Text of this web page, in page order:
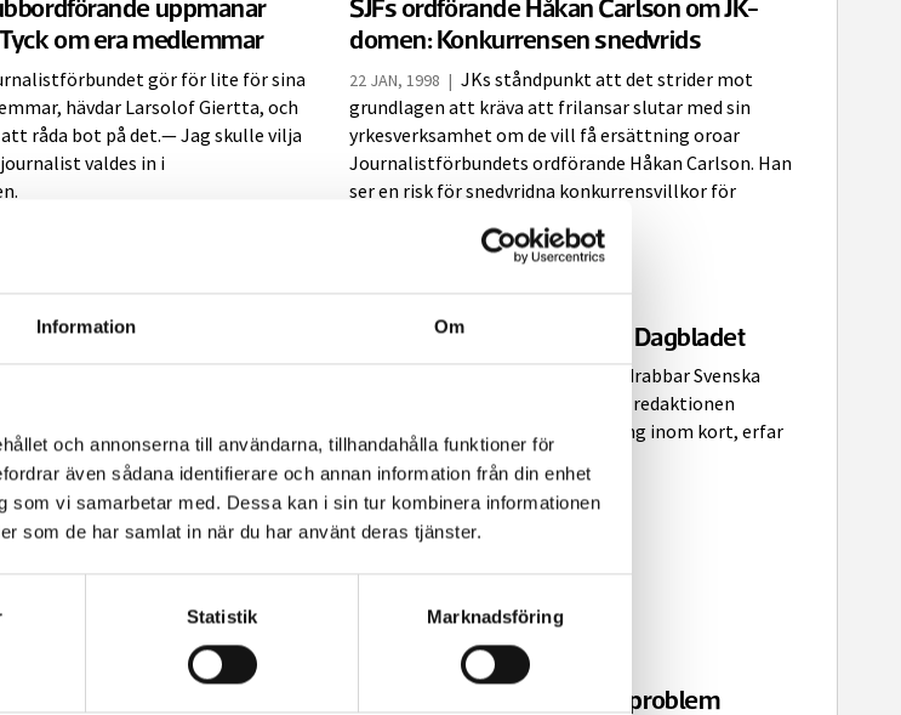
Information Om
och annonserna till användarna, tillhandahålla funktioner för
även sådana identifierare och annan information från din enhet
som vi samarbetar med. Dessa kan i sin tur kombinera informationen
som de har samlat in när du har använt deras tjänster.
Statistik Marknadsföring
uppmanar
om era medlemmar
gör för lite för sina
hävdar Larsolof Giertta, och
råda bot på det.— Jag skulle vilja
valdes in i
SJFs ordförande Håkan Carlson om JK-
domen: Konkurrensen snedvrids
22 JAN, 1998 | JKs ståndpunkt att det strider mot
grundlagen att kräva att frilansar slutar med sin
yrkesverksamhet om de vill få ersättning oroar
Journalistförbundets ordförande Håkan Carlson. Han
ser en risk för snedvridna konkurrensvillkor för
och Utbildningsradion i
beslut luktar
första gången har TV4, SVT, SR och
gått samman i protest mot ett
kommer inte att
60-tal varslas på Svenska Dagbladet
Ännu ett sparpaket drabbar Svenska
Dagbladet. Ett 60-tal personer på redaktionen
kommer att varslas om uppsägning inom kort, erfar
Journalisten.
Grundlagen ger a-kassan problem